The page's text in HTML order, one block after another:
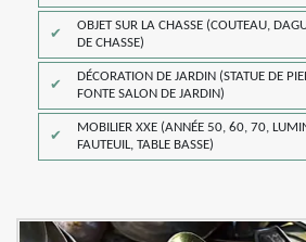
OBJET SUR LA CHASSE (COUTEAU,
DE CHASSE)
DÉCORATION DE JARDIN (STATUE DE
FONTE SALON DE JARDIN)
MOBILIER XXE (ANNÉE 50, 60, 70,
FAUTEUIL, TABLE BASSE)